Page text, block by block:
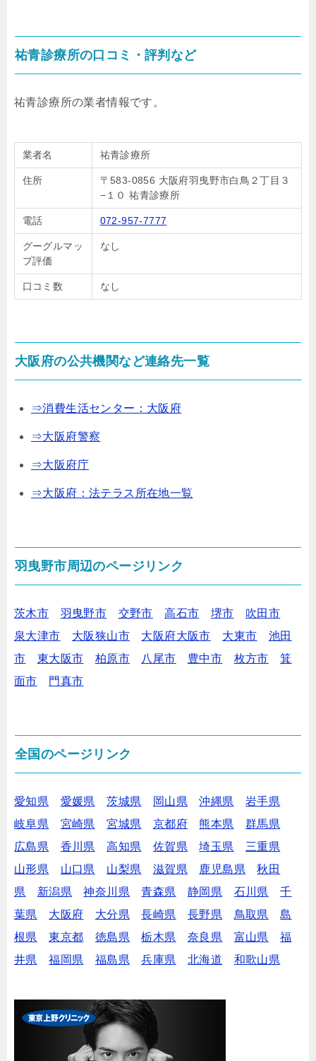
祐青診療所の口コミ・評判など
祐青診療所の業者情報です。
業者名 祐青診療所
住所
〒583-0856 大阪府羽曳野市白鳥２丁目３
−１０ 祐青診療所
電話 072-957-7777
グーグルマッ
プ評価
なし
口コミ数 なし
大阪府の公共機関など連絡先一覧
⇒消費生活センター：大阪府
⇒大阪府警察
⇒大阪府庁
⇒大阪府：法テラス所在地一覧
羽曳野市周辺のページリンク
茨木市 羽曳野市 交野市 高石市 堺市
吹田市
泉大津市
大阪狭山市 大阪府大阪市 大東市
池田
市
東大阪市 柏原市 八尾市 豊中市 枚方市
箕
面市
門真市
全国のページリンク
愛知県 愛媛県 茨城県 岡山県 沖縄県
岩手県
岐阜県
宮崎県 宮城県 京都府 熊本県
群馬県
広島県
香川県 高知県 佐賀県 埼玉県
三重県
山形県
山口県 山梨県 滋賀県 鹿児島県
秋田
県
新潟県 神奈川県 青森県 静岡県 石川県
千
葉県
大阪府 大分県 長崎県 長野県 鳥取県
島
根県
東京都 徳島県 栃木県 奈良県 富山県
福
井県
福岡県 福島県 兵庫県 北海道 和歌山県